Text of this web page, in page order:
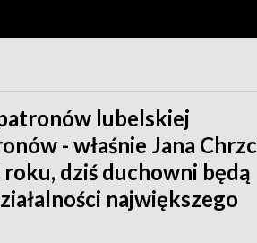
lubelskiej
- właśnie Jana
dziś duchowni będą
największego